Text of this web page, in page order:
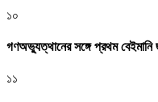
১০
গণঅভ্যুত্থানের সঙ্গে প্রথম বেইমানি
১১